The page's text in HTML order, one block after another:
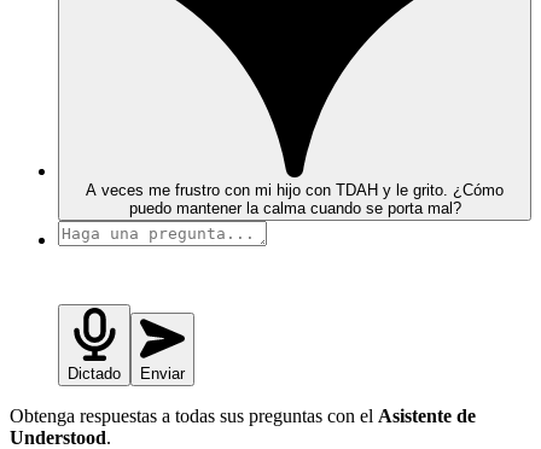
A veces me frustro con mi hijo con TDAH y le grito. ¿Cómo
puedo mantener la calma cuando se porta mal?
Dictado Enviar
Obtenga respuestas a todas sus preguntas con el Asistente de
Understood.